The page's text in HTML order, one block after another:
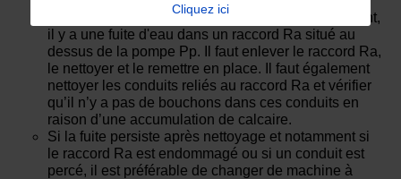
Après démontage on constate qu'en fonctionnement,
il y a une fuite d'eau dans un raccord Ra situé au
dessus de la pompe Pp. Il faut enlever le raccord Ra,
le nettoyer et le remettre en place. Il faut également
nettoyer les conduits reliés au raccord Ra et vérifier
qu’il n’y a pas de bouchons dans ces conduits en
raison d’une accumulation de calcaire.
Si la fuite persiste après nettoyage et notamment si
le raccord Ra est endommagé ou si un conduit est
percé, il est préférable de changer de machine à
Cliquez ici